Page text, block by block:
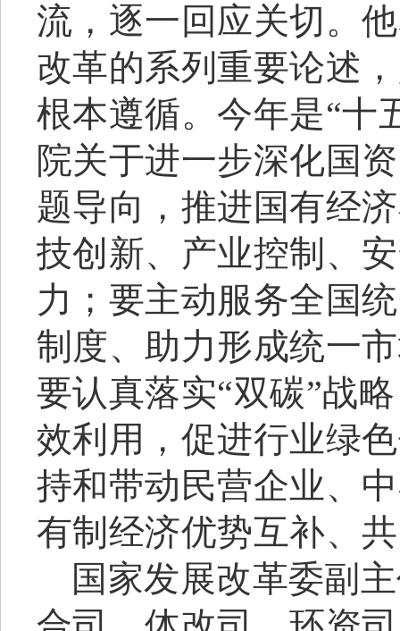
流，逐一回应关切。
改革的系列重要论述
根本遵循。今年是“十
院关于进一步深化国
题导向，推进国有经
技创新、产业控制、
力；要主动服务全国
制度、助力形成统一
要认真落实“双碳”战
效利用，促进行业绿
持和带动民营企业、
有制经济优势互补、
国家发展改革委副